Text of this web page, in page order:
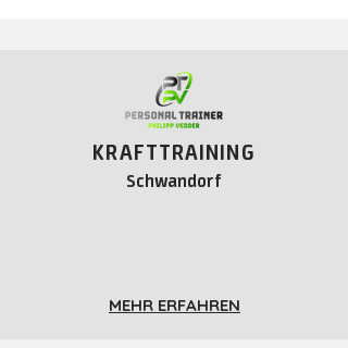
KRAFTTRAINING
Schwandorf
MEHR ERFAHREN